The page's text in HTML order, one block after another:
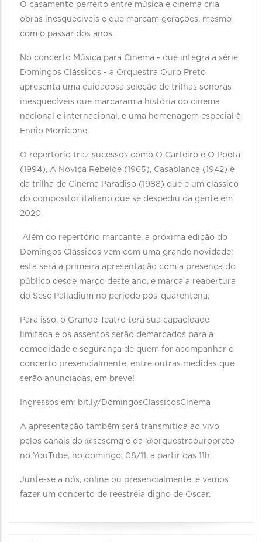
O casamento perfeito entre música e cinema cria
obras inesquecíveis e que marcam gerações, mesmo
com o passar dos anos.
No concerto Música para Cinema - que integra a série
Domingos Clássicos - a Orquestra Ouro Preto
apresenta uma cuidadosa seleção de trilhas sonoras
inesquecíveis que marcaram a história do cinema
nacional e internacional, e uma homenagem especial à
Ennio Morricone. ⠀
O repertório traz sucessos como O Carteiro e O Poeta
(1994), A Noviça Rebelde (1965), Casablanca (1942) e
da trilha de Cinema Paradiso (1988) que é um clássico
do compositor italiano que se despediu da gente em
2020.
Além do repertório marcante, a próxima edição do
Domingos Clássicos vem com uma grande novidade:
esta será a primeira apresentação com a presença do
público desde março deste ano, e marca a reabertura
do Sesc Palladium no período pós-quarentena. ⠀
Para isso, o Grande Teatro terá sua capacidade
limitada e os assentos serão demarcados para a
comodidade e segurança de quem for acompanhar o
concerto presencialmente, entre outras medidas que
serão anunciadas, em breve! ⠀
Ingressos em: bit.ly/DomingosClassicosCinema ⠀
A apresentação também será transmitida ao vivo
pelos canais do @sescmg e da @orquestraouropreto
no YouTube, no domingo, 08/11, a partir das 11h. ⠀
Junte-se a nós, online ou presencialmente, e vamos
fazer um concerto de reestreia digno de Oscar.